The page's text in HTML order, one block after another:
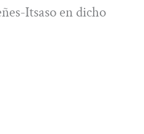
Itsaso en dicho